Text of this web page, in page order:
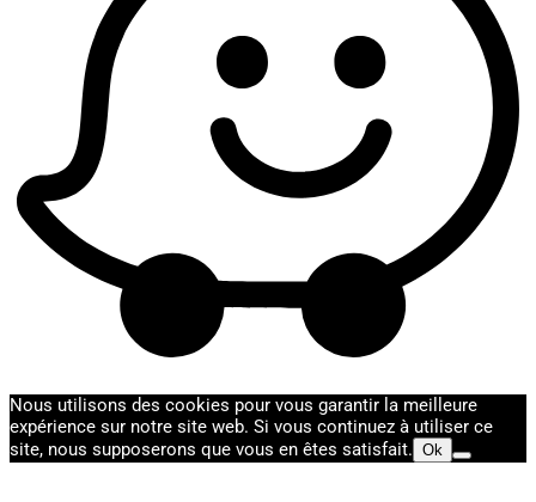
Nous utilisons des cookies pour vous garantir la meilleure
expérience sur notre site web. Si vous continuez à utiliser ce
site, nous supposerons que vous en êtes satisfait. Ok